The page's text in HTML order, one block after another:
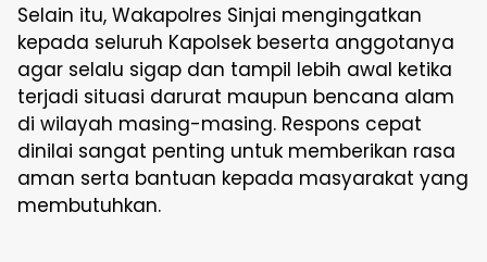
Selain itu, Wakapolres Sinjai mengingatkan
kepada seluruh Kapolsek beserta anggotanya
agar selalu sigap dan tampil lebih awal ketika
terjadi situasi darurat maupun bencana alam
di wilayah masing-masing. Respons cepat
dinilai sangat penting untuk memberikan rasa
aman serta bantuan kepada masyarakat yang
membutuhkan.